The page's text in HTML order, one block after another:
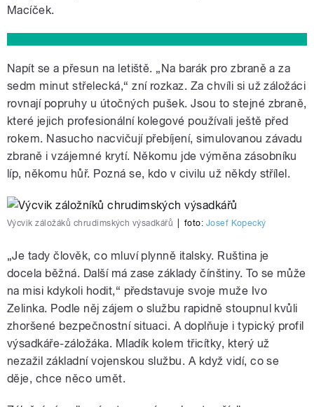
Macíček.
Napít se a přesun na letiště. „Na barák pro zbraně a za
sedm minut střelecká,“ zní rozkaz. Za chvíli si už záložáci
rovnají popruhy u útočných pušek. Jsou to stejné zbraně,
které jejich profesionální kolegové používali ještě před
rokem. Nasucho nacvičují přebíjení, simulovanou závadu
zbraně i vzájemné krytí. Někomu jde výměna zásobníku
líp, někomu hůř. Pozná se, kdo v civilu už někdy střílel.
Výcvik záložáků chrudimských výsadkářů foto: Josef Kopecký
„Je tady člověk, co mluví plynně italsky. Ruština je
docela běžná. Další má zase základy čínštiny. To se může
na misi kdykoli hodit,“ představuje svoje muže Ivo
Zelinka. Podle něj zájem o službu rapidně stoupnul kvůli
zhoršené bezpečnostní situaci. A doplňuje i typický profil
výsadkáře-záložáka. Mladík kolem třicítky, který už
nezažil základní vojenskou službu. A když vidí, co se
děje, chce něco umět.